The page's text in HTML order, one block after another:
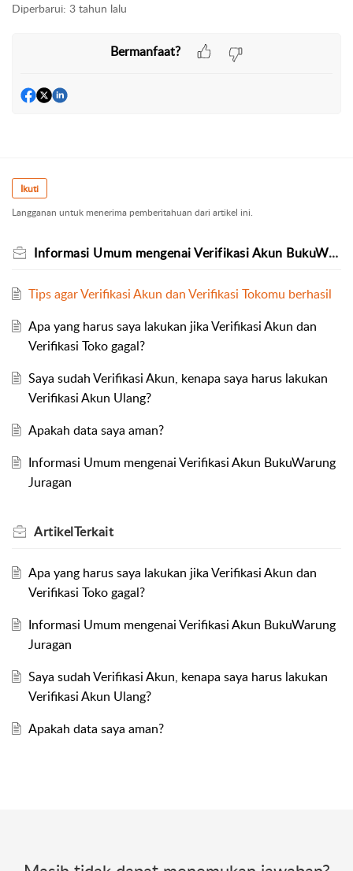
Diperbarui: 3 tahun lalu
Bermanfaat?
Ikuti
Langganan untuk menerima pemberitahuan dari artikel ini.
Informasi Umum mengenai Verifikasi Akun BukuWarung Juragan
Tips agar Verifikasi Akun dan Verifikasi Tokomu berhasil
Apa yang harus saya lakukan jika Verifikasi Akun dan
Verifikasi Toko gagal?
Saya sudah Verifikasi Akun, kenapa saya harus lakukan
Verifikasi Akun Ulang?
Apakah data saya aman?
Informasi Umum mengenai Verifikasi Akun BukuWarung
Juragan
ArtikelTerkait
Apa yang harus saya lakukan jika Verifikasi Akun dan
Verifikasi Toko gagal?
Informasi Umum mengenai Verifikasi Akun BukuWarung
Juragan
Saya sudah Verifikasi Akun, kenapa saya harus lakukan
Verifikasi Akun Ulang?
Apakah data saya aman?